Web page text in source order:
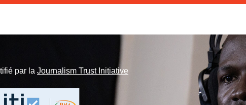
par la Journalism Trust Initiative